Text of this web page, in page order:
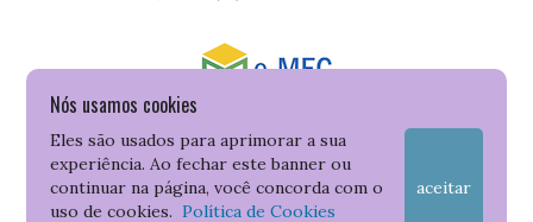
Nós usamos cookies
Eles são usados para aprimorar a sua
experiência. Ao fechar este banner ou
continuar na página, você concorda com o
uso de cookies.Política de Cookies
aceitar
Consulte o cadastro da Instituição no Sistema do e-MEC